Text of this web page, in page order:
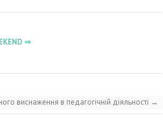
⇒
виснаження в педагогічній діяльності →